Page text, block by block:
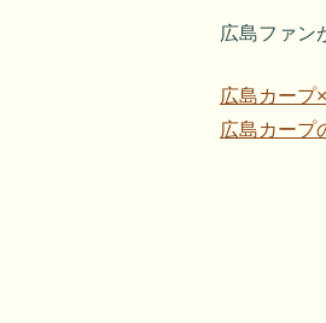
広島ファン
広島カープ
広島カープ